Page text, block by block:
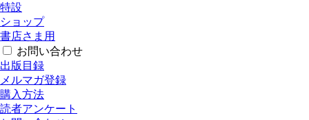
特設
ショップ
書店さま用
お問い合わせ
出版目録
メルマガ登録
購入方法
読者アンケート